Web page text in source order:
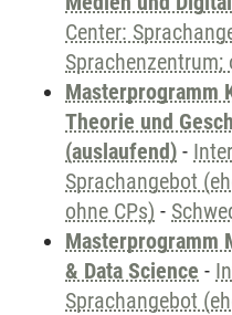
Center:
Sprachenzentrum;
Masterprogramm
Theorie und
(auslaufend) -
Sprachangebot
ohne CPs) -
Masterprogramm
& Data Science -
Sprachangebot